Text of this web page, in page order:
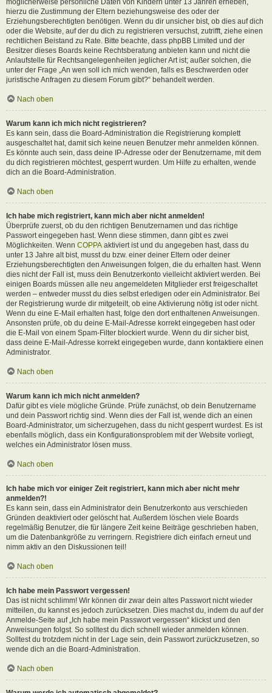
hierzu die Zustimmung der Eltern beziehungsweise des oder der
Erziehungsberechtigten benötigen. Wenn du dir unsicher bist, ob dies auf dich
oder die Website, auf der du dich zu registrieren versuchst, zutrifft, ziehe einen
rechtlichen Beistand zu Rate. Bitte beachte, dass phpBB Limited und der
Besitzer dieses Boards keine Rechtsberatung anbieten kann und nicht die
Anlaufstelle für Rechtsangelegenheiten jeglicher Art ist; außer solchen, die
unter der Frage „An wen soll ich mich wenden, falls es Beschwerden oder
juristische Anfragen zu diesem Forum gibt?“ behandelt werden.
Nach oben
Warum kann ich mich nicht registrieren?
Es kann sein, dass die Board-Administration die Registrierung komplett
ausgeschaltet hat, damit sich keine neuen Benutzer mehr anmelden können.
Es könnte auch sein, dass deine IP-Adresse oder der Benutzername, mit dem
du dich registrieren möchtest, gesperrt wurden. Um Hilfe zu erhalten, wende
dich an die Board-Administration.
Nach oben
Ich habe mich registriert, kann mich aber nicht anmelden!
Überprüfe zuerst, ob du den richtigen Benutzernamen und das richtige
Passwort eingegeben hast. Wenn diese stimmen, dann gibt es zwei
Möglichkeiten. Wenn COPPA aktiviert ist und du angegeben hast, dass du
unter 13 Jahre alt bist, musst du bzw. einer deiner Eltern oder deiner
Erziehungsberechtigten den Anweisungen folgen, die du erhalten hast. Wenn
dies nicht der Fall ist, muss dein Benutzerkonto vielleicht aktiviert werden. Bei
einigen Boards müssen alle neu angemeldeten Mitglieder erst freigeschaltet
werden – entweder musst du dies selbst erledigen oder ein Administrator. Bei
der Registrierung wurde dir mitgeteilt, ob eine Aktivierung nötig ist oder nicht.
Wenn du eine E-Mail erhalten hast, folge den dort enthaltenen Anweisungen.
Ansonsten prüfe, ob du deine E-Mail-Adresse korrekt eingegeben hast oder
die E-Mail von einem Spam-Filter blockiert wurde. Wenn du dir sicher bist,
dass deine E-Mail-Adresse korrekt eingegeben wurde, dann kontaktiere einen
Administrator.
Nach oben
Warum kann ich mich nicht anmelden?
Dafür gibt es viele mögliche Gründe. Prüfe zunächst, ob dein Benutzername
und dein Passwort richtig sind. Wenn dies der Fall ist, wende dich an einen
Board-Administrator, um sicherzugehen, dass du nicht gesperrt wurdest. Es ist
ebenfalls möglich, dass ein Konfigurationsproblem mit der Website vorliegt,
welches ein Administrator lösen muss.
Nach oben
Ich habe mich vor einiger Zeit registriert, kann mich aber nicht mehr
anmelden?!
Es kann sein, dass ein Administrator dein Benutzerkonto aus verschieden
Gründen deaktiviert oder gelöscht hat. Außerdem löschen viele Boards
regelmäßig Benutzer, die für längere Zeit keine Beiträge geschrieben haben,
um die Datenbankgröße zu verringern. Registriere dich einfach erneut und
nimm aktiv an den Diskussionen teil!
Nach oben
Ich habe mein Passwort vergessen!
Das ist nicht schlimm! Wir können dir zwar dein altes Passwort nicht wieder
mitteilen, du kannst es jedoch zurücksetzen. Dies machst du, indem du auf der
Anmelde-Seite auf „Ich habe mein Passwort vergessen“ klickst und den
Anweisungen folgst. So solltest du dich schnell wieder anmelden können.
Solltest du trotzdem nicht in der Lage sein, dein Passwort zurückzusetzen, so
wende dich an die Board-Administration.
Nach oben